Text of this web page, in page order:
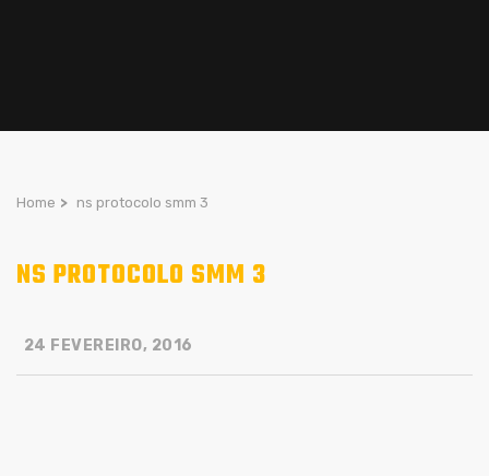
Home > ns protocolo smm 3
NS PROTOCOLO SMM 3
24 FEVEREIRO, 2016